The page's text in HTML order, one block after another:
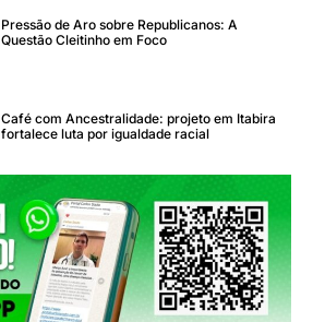
Pressão de Aro sobre Republicanos: A
Questão Cleitinho em Foco
Café com Ancestralidade: projeto em Itabira
fortalece luta por igualdade racial